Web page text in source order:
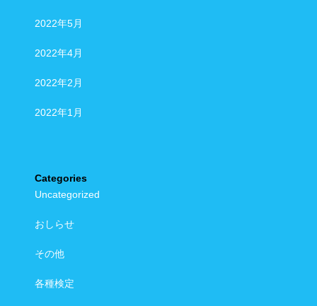
2022年5月
2022年4月
2022年2月
2022年1月
Categories
Uncategorized
おしらせ
その他
各種検定